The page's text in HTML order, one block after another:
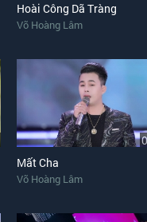
Hoài Công Dã Tràng
Võ Hoàng Lâm
Mất Cha
Võ Hoàng Lâm